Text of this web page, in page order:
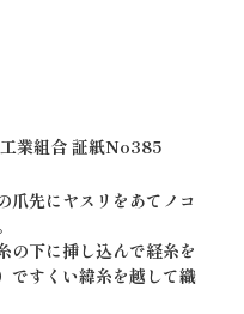
工業組合 証紙No385
爪先にヤスリをあてノコ
の下に挿し込んで経糸を
ですくい緯糸を越して織